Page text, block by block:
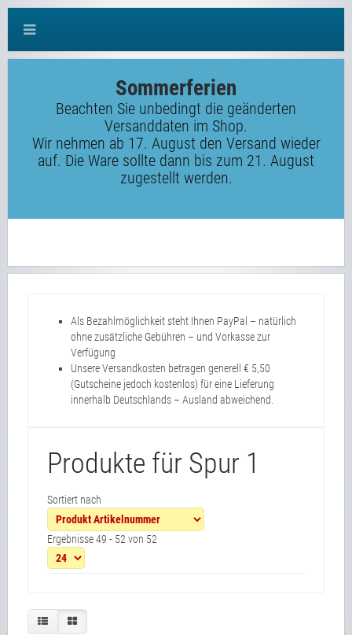
Sommerferien
Beachten Sie unbedingt die geänderten
Versanddaten im Shop.
Wir nehmen ab 17. August den Versand wieder
auf. Die Ware sollte dann bis zum 21. August
zugestellt werden.
Als Bezahlmöglichkeit steht Ihnen PayPal – natürlich
ohne zusätzliche Gebühren – und Vorkasse zur
Verfügung
Unsere Versandkosten betragen generell € 5,50
(Gutscheine jedoch kostenlos) für eine Lieferung
innerhalb Deutschlands – Ausland abweichend.
Produkte für Spur 1
Sortiert nach
Ergebnisse 49 - 52 von 52